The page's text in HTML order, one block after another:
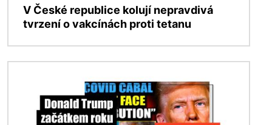
V České republice kolují nepravdivá
tvrzení o vakcínách proti tetanu